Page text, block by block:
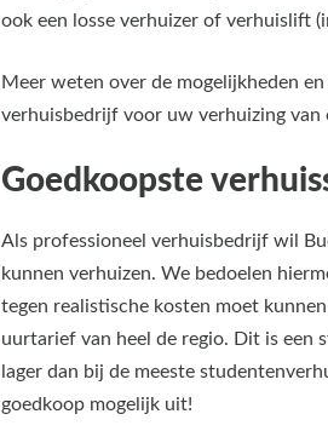
ook een losse verhuizer of verhuislift
Meer weten over de mogelijkheden
verhuisbedrijf voor uw verhuizing
Goedkoopste
Als professioneel verhuisbedrijf wil
kunnen verhuizen. We bedoelen
tegen realistische kosten moet
uurtarief van heel de regio. Dit is een
lager dan bij de meeste
goedkoop mogelijk uit!